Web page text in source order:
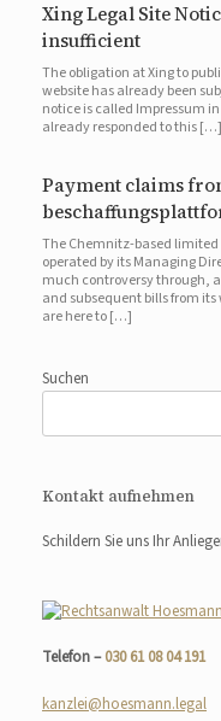
Xing Legal Site
insufficient
The obligation at Xing to
website has already been
notice is called Impressum
already responded to this […]
Payment claims
The Chemnitz-based
operated by its Managing
much controversy through,
and subsequent bills from
are here to […]
Suchen
Kontakt aufnehmen
Schildern Sie uns Ihr
Telefon –030 61 08 04 191
kanzlei@hoesmann.legal